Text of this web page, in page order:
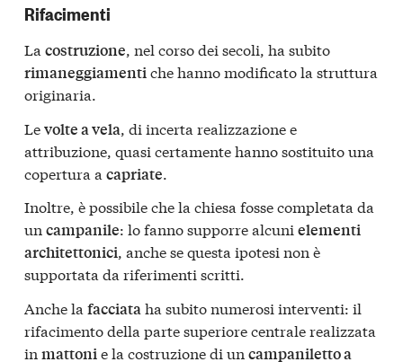
Rifacimenti
La costruzione, nel corso dei secoli, ha subito
rimaneggiamentiche hanno modificato la struttura
originaria.
Levolte a vela, di incerta realizzazione e
attribuzione, quasi certamente hanno sostituito una
copertura a capriate.
Inoltre, è possibile che la chiesa fosse completata da
un campanile: lo fanno supporre alcuni elementi
architettonici, anche se questa ipotesi non è
supportata da riferimenti scritti.
Anche la facciataha subito numerosi interventi: il
rifacimento della parte superiore centrale realizzata
in mattonie la costruzione di un campaniletto a